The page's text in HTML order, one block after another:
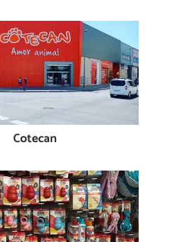
Cotecan